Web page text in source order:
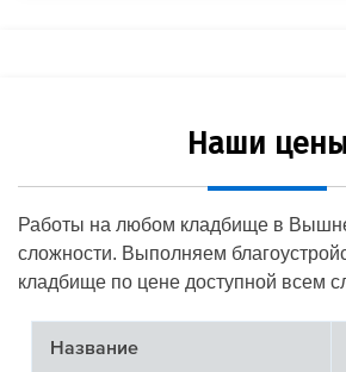
Наши цены
Работы на любом кладбище в
сложности. Выполняем
кладбище по цене доступной всем
Название